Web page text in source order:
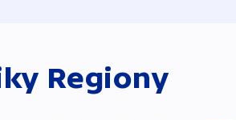
Regiony